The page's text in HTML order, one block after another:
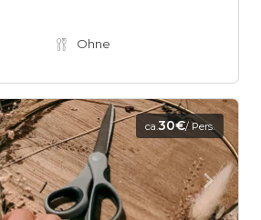
Ohne
ca.30€/ Pers.